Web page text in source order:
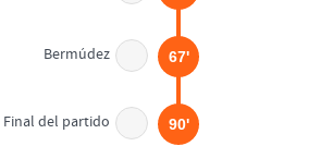
Bermúdez 67'
Final del partido 90'